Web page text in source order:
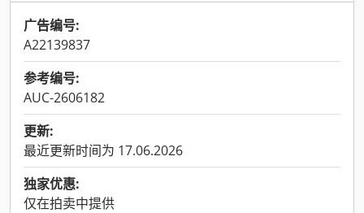
广告编号:
A22139837
参考编号:
AUC-2606182
更新:
最近更新时间为 17.06.2026
独家优惠:
仅在拍卖中提供